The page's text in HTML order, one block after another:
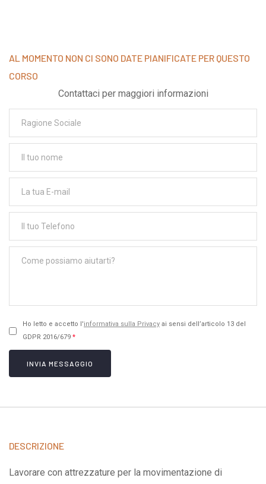
AL MOMENTO NON CI SONO DATE PIANIFICATE PER QUESTO
CORSO
Contattaci per maggiori informazioni
Ho letto e accetto l'informativa sulla Privacy ai sensi dell’articolo 13 del
GDPR 2016/679 *
INVIA MESSAGGIO
DESCRIZIONE
Lavorare con attrezzature per la movimentazione di